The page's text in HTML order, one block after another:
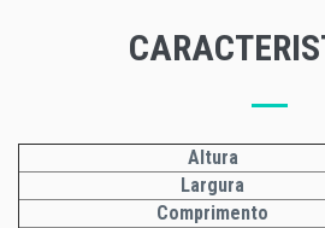
Altura
Largura
Comprimento